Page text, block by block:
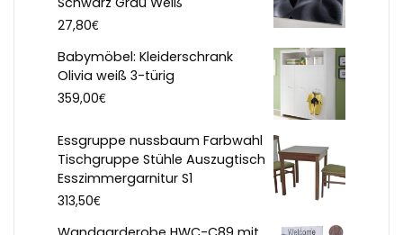
27,80€
Babymöbel: Kleiderschrank
Olivia weiß 3-türig
359,00€
Essgruppe nussbaum Farbwahl
Tischgruppe Stühle Auszugtisch
Esszimmergarnitur S1
313,50€